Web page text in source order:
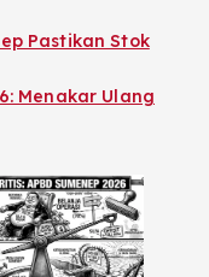
Pastikan Stok
Menakar Ulang